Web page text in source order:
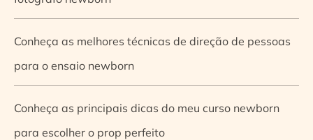
Conheça as melhores técnicas de direção de pessoas
para o ensaio newborn
Conheça as principais dicas do meu curso newborn
para escolher o prop perfeito